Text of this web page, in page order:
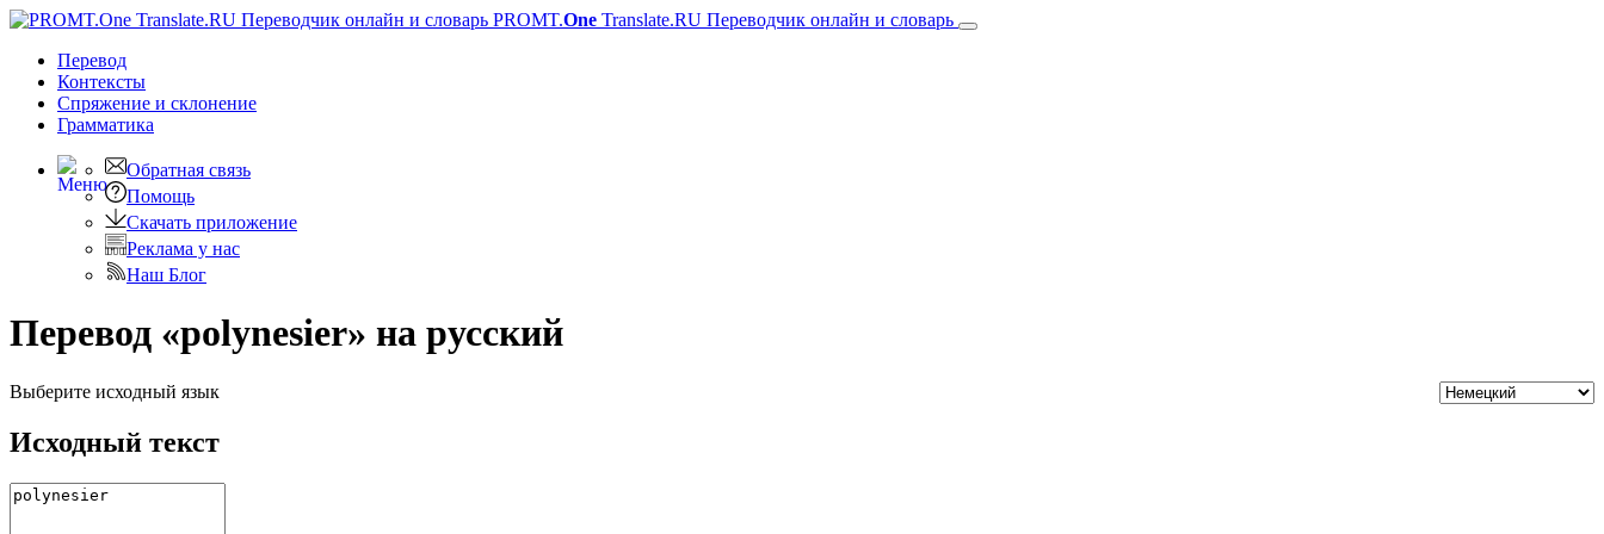
PROMT.One Translate.RU Переводчик онлайн и словарь
Перевод
Контексты
Спряжение и склонение
Грамматика
Обратная связь
Помощь
Скачать приложение
Реклама у нас
Наш Блог
Перевод «polynesier» на русский
Выберите исходный язык
Исходный текст